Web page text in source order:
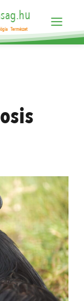
Természet